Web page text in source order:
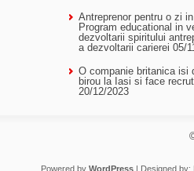
Antreprenor pentru o zi
Program educational in
dezvoltarii spiritului
a dezvoltarii carierei 05/
O companie britanica isi
birou la Iasi si face
20/12/2023
Powered by WordPress| Designed by: